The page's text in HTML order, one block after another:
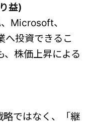
益)
Microsoft、
へ投資できるこ
、株価上昇による
略ではなく、「継